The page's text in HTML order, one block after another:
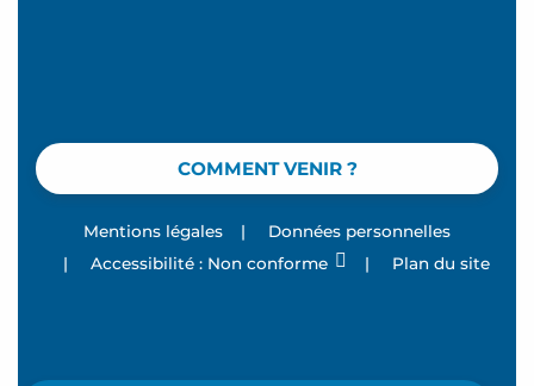
COMMENT VENIR ?
Mentions légales |
Données personnelles
|
Accessibilité : Non conforme | Plan du site